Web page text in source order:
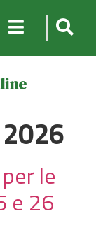
le
e 26